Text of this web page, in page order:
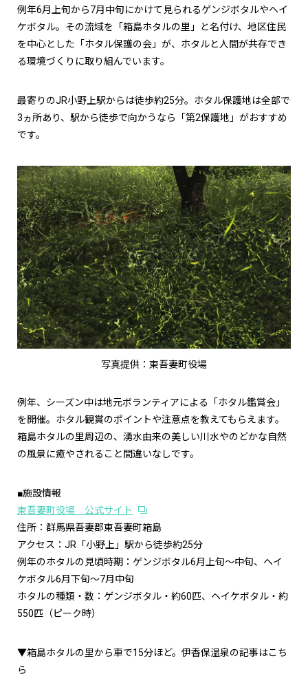
例年6月上旬から7月中旬にかけて見られるゲンジボタルやヘイ
ケボタル。その流域を「箱島ホタルの里」と名付け、地区住民
を中心とした「ホタル保護の会」が、ホタルと人間が共存でき
る環境づくりに取り組んでいます。
最寄りのJR小野上駅からは徒歩約25分。ホタル保護地は全部で
3ヵ所あり、駅から徒歩で向かうなら「第2保護地」がおすすめ
です。
写真提供：東吾妻町役場
例年、シーズン中は地元ボランティアによる「ホタル鑑賞会」
を開催。ホタル観賞のポイントや注意点を教えてもらえます。
箱島ホタルの里周辺の、湧水由来の美しい川水やのどかな自然
の風景に癒やされること間違いなしです。
■施設情報
東吾妻町役場 公式サイト
住所：群馬県吾妻郡東吾妻町箱島
アクセス：JR「小野上」駅から徒歩約25分
例年のホタルの見頃時期：ゲンジボタル6月上旬～中旬、ヘイ
ケボタル6月下旬～7月中旬
ホタルの種類・数：ゲンジボタル・約60匹、ヘイケボタル・約
550匹（ピーク時）
▼箱島ホタルの里から車で15分ほど。伊香保温泉の記事はこち
ら